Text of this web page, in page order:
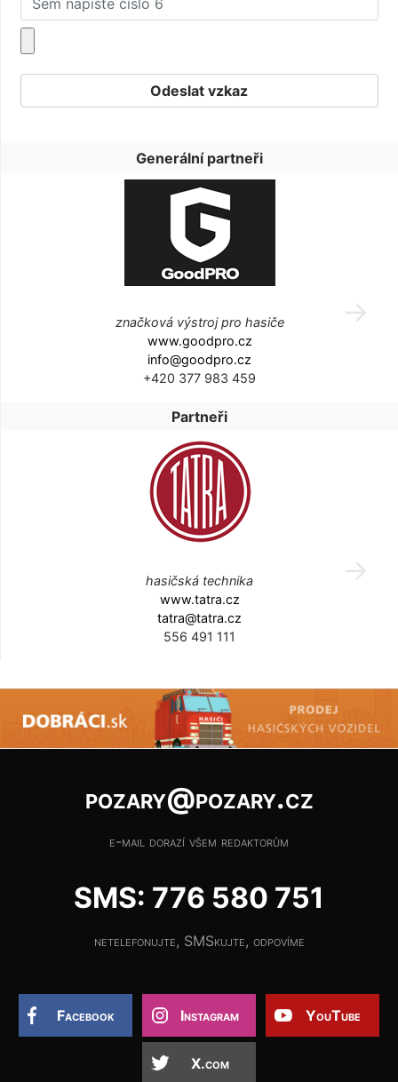
Generální partneři
značková výstroj pro hasiče
www.goodpro.cz
info@goodpro.cz
+420 377 983 459
Partneři
hasičská technika
www.tatra.cz
tatra@tatra.cz
556 491 111
pozary@pozary.cz
e-mail dorazí všem redaktorům
SMS: 776 580 751
netelefonujte, SMSkujte, odpovíme
Facebook Instagram YouTube
X.com